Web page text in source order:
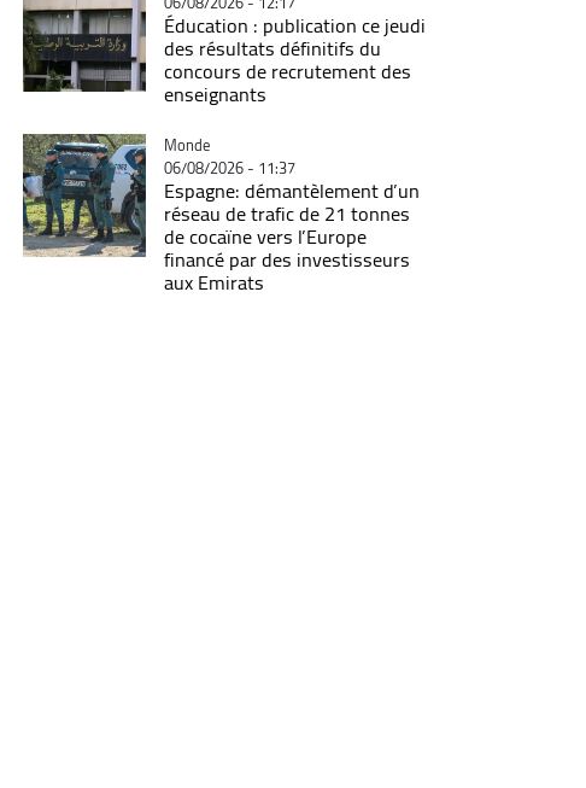
Éducation : publication ce jeudi
des résultats définitifs du
concours de recrutement des
enseignants
Catégorie
Monde
06/08/2026 - 11:37
Espagne: démantèlement d’un
réseau de trafic de 21 tonnes
de cocaïne vers l’Europe
financé par des investisseurs
aux Emirats